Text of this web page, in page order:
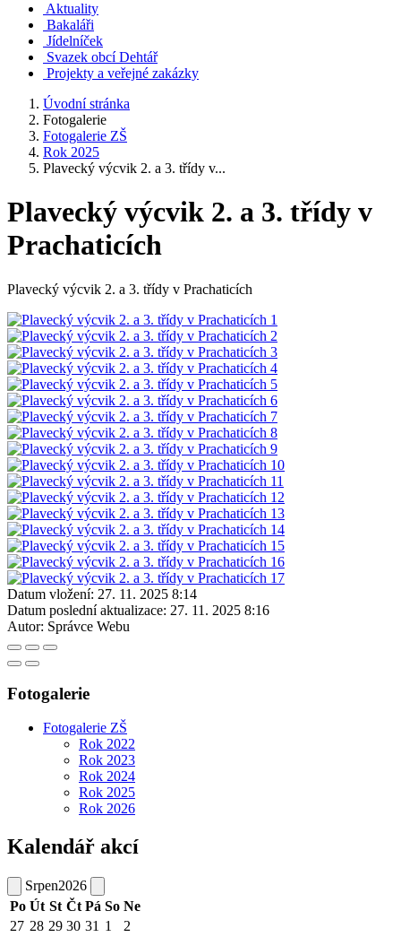
Aktuality
Bakaláři
Jídelníček
Svazek obcí Dehtář
Projekty a veřejné zakázky
Úvodní stránka
Fotogalerie
Fotogalerie ZŠ
Rok 2025
Plavecký výcvik 2. a 3. třídy v...
Plavecký výcvik 2. a 3. třídy v
Prachaticích
Plavecký výcvik 2. a 3. třídy v Prachaticích
Datum vložení: 27. 11. 2025 8:14
Datum poslední aktualizace: 27. 11. 2025 8:16
Autor: Správce Webu
Fotogalerie
Fotogalerie ZŠ
Rok 2022
Rok 2023
Rok 2024
Rok 2025
Rok 2026
Kalendář akcí
Srpen2026
Po Út St Čt Pá So Ne
27 28 29 30 31 1
2